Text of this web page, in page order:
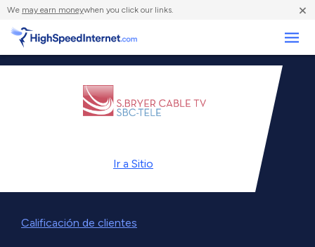
We may earn moneywhen you click our links. ×
Ir a Sitio
Calificación de clientes